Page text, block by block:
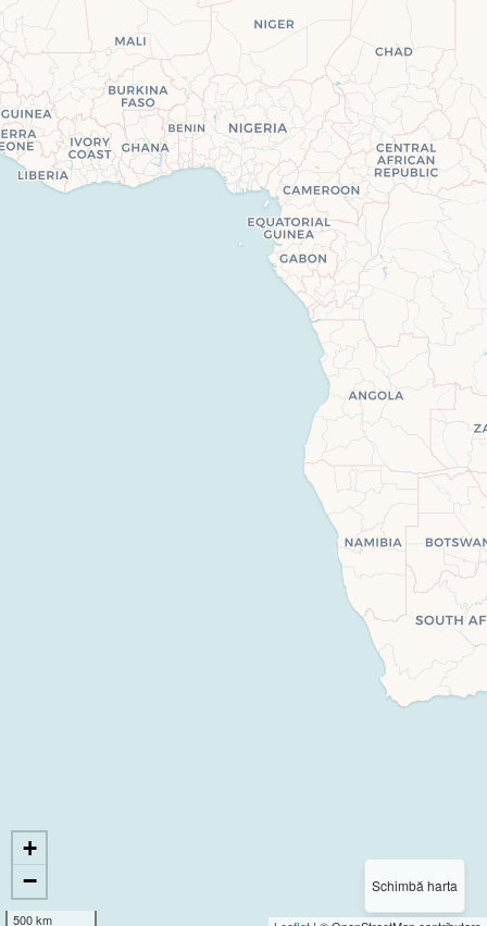
Schimbă harta
+
−
500 km